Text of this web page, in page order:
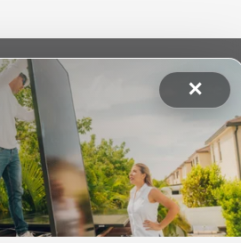
✕